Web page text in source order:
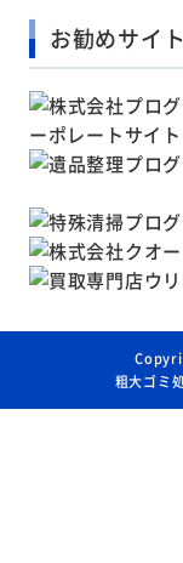
お勧めサイト
粗大ゴミ